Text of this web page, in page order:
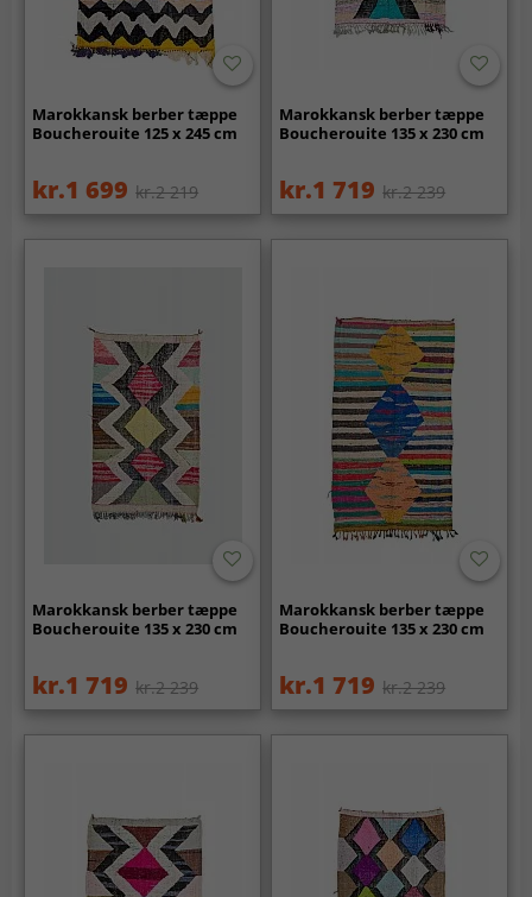
Marokkansk berber tæppe
Boucherouite 125 x 245 cm
kr.1 699 kr.2 219
Marokkansk berber tæppe
Boucherouite 135 x 230 cm
kr.1 719 kr.2 239
Marokkansk berber tæppe
Boucherouite 135 x 230 cm
kr.1 719 kr.2 239
Marokkansk berber tæppe
Boucherouite 135 x 230 cm
kr.1 719 kr.2 239